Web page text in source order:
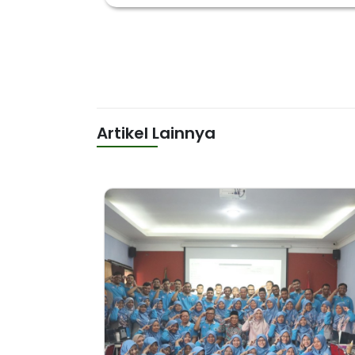
Artikel Lainnya